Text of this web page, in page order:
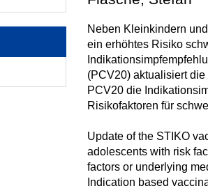
Neben Kleinkindern
ein erhöhtes Risiko
(PCV20) aktualisiert
PCV20 die
Risikofaktoren für
Update of the STIKO
adolescents with risk
factors or underlying
Indication based